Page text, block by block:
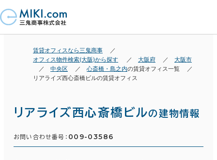
賃貸オフィスなら三鬼商事
オフィス物件検索(大阪)から探す
大阪府
大阪市
中央区
心斎橋・島之内の賃貸オフィス一覧
リアライズ西心斎橋ビルの賃貸オフィス
リアライズ西心斎橋ビルの建物情報
お問い合わせ番号： 009-03586